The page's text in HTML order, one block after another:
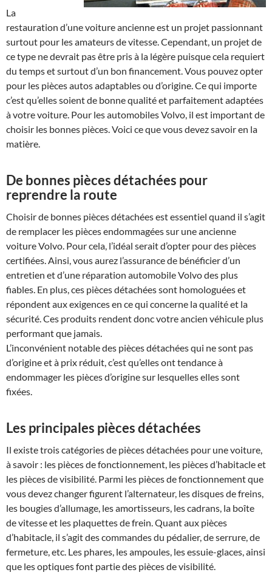
La
restauration d’une voiture ancienne est un projet passionnant
surtout pour les amateurs de vitesse. Cependant, un projet de
ce type ne devrait pas être pris à la légère puisque cela requiert
du temps et surtout d’un bon financement. Vous pouvez opter
pour les pièces autos adaptables ou d’origine. Ce qui importe
c’est qu’elles soient de bonne qualité et parfaitement adaptées
à votre voiture. Pour les automobiles Volvo, il est important de
choisir les bonnes pièces. Voici ce que vous devez savoir en la
matière.
De bonnes pièces détachées pour
reprendre la route
Choisir de bonnes pièces détachées est essentiel quand il s’agit
de remplacer les pièces endommagées sur une ancienne
voiture Volvo. Pour cela, l’idéal serait d’opter pour des pièces
certifiées. Ainsi, vous aurez l’assurance de bénéficier d’un
entretien et d’une réparation automobile Volvo des plus
fiables. En plus, ces pièces détachées sont homologuées et
répondent aux exigences en ce qui concerne la qualité et la
sécurité. Ces produits rendent donc votre ancien véhicule plus
performant que jamais.
L’inconvénient notable des pièces détachées qui ne sont pas
d’origine et à prix réduit, c’est qu’elles ont tendance à
endommager les pièces d’origine sur lesquelles elles sont
fixées.
Les principales pièces détachées
Il existe trois catégories de pièces détachées pour une voiture,
à savoir : les pièces de fonctionnement, les pièces d’habitacle et
les pièces de visibilité. Parmi les pièces de fonctionnement que
vous devez changer figurent l’alternateur, les disques de freins,
les bougies d’allumage, les amortisseurs, les cadrans, la boîte
de vitesse et les plaquettes de frein. Quant aux pièces
d’habitacle, il s’agit des commandes du pédalier, de serrure, de
fermeture, etc. Les phares, les ampoules, les essuie-glaces, ainsi
que les optiques font partie des pièces de visibilité.